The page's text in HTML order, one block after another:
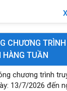
CHƯƠNG TRÌNH
HÀNG TUẦN
chương trình
13/7/2026 đến
dại tiêm phòng